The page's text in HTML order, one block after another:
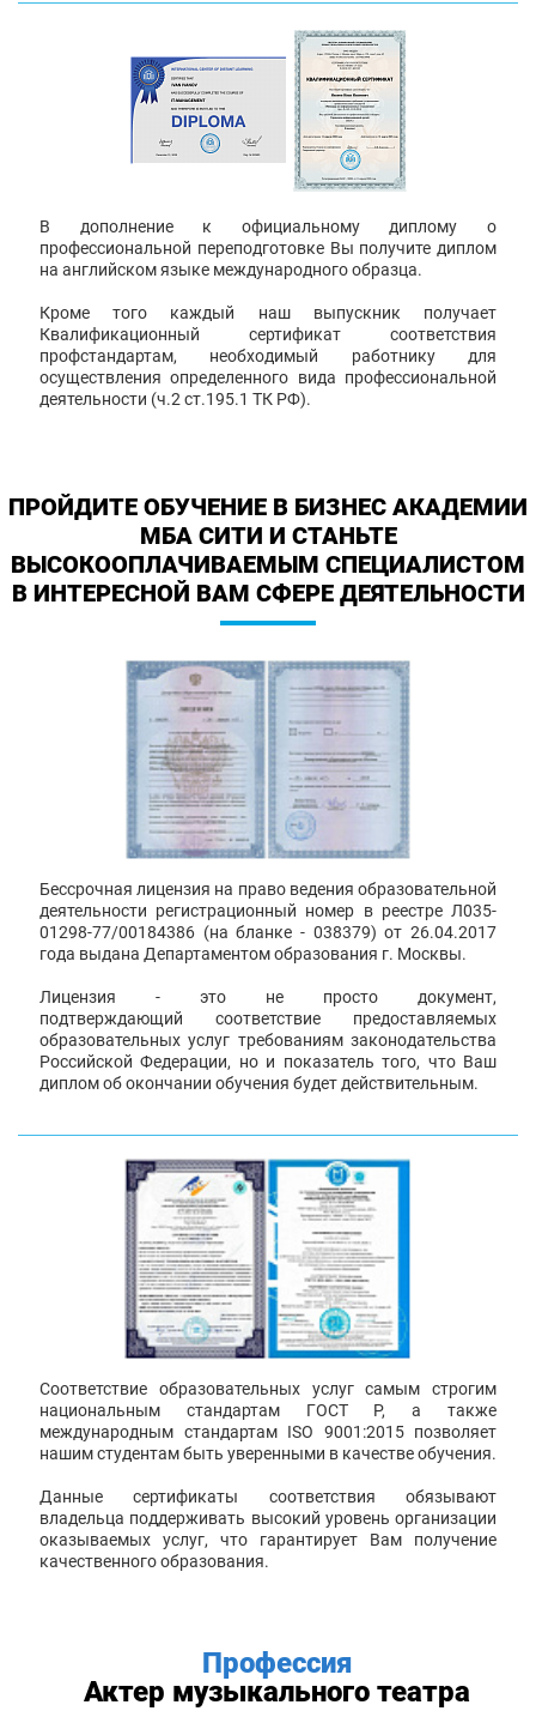
В дополнение к официальному диплому о
профессиональной переподготовке Вы получите диплом
на английском языке международного образца.
Кроме того каждый наш выпускник получает
Квалификационный сертификат соответствия
профстандартам, необходимый работнику для
осуществления определенного вида профессиональной
деятельности (ч.2 ст.195.1 ТК РФ).
ПРОЙДИТЕ ОБУЧЕНИЕ В БИЗНЕС АКАДЕМИИ
МБА СИТИ И СТАНЬТЕ
ВЫСОКООПЛАЧИВАЕМЫМ СПЕЦИАЛИСТОМ
В ИНТЕРЕСНОЙ ВАМ СФЕРЕ ДЕЯТЕЛЬНОСТИ
Бессрочная лицензия на право ведения образовательной
деятельности регистрационный номер в реестре Л035-
01298-77/00184386 (на бланке - 038379) от 26.04.2017
года выдана Департаментом образования г. Москвы.
Лицензия - это не просто документ,
подтверждающий соответствие предоставляемых
образовательных услуг требованиям законодательства
Российской Федерации, но и показатель того, что Ваш
диплом об окончании обучения будет действительным.
Соответствие образовательных услуг самым строгим
национальным стандартам ГОСТ Р, а также
международным стандартам ISO 9001:2015 позволяет
нашим студентам быть уверенными в качестве обучения.
Данные сертификаты соответствия обязывают
владельца поддерживать высокий уровень организации
оказываемых услуг, что гарантирует Вам получение
качественного образования.
Профессия
Актер музыкального театра